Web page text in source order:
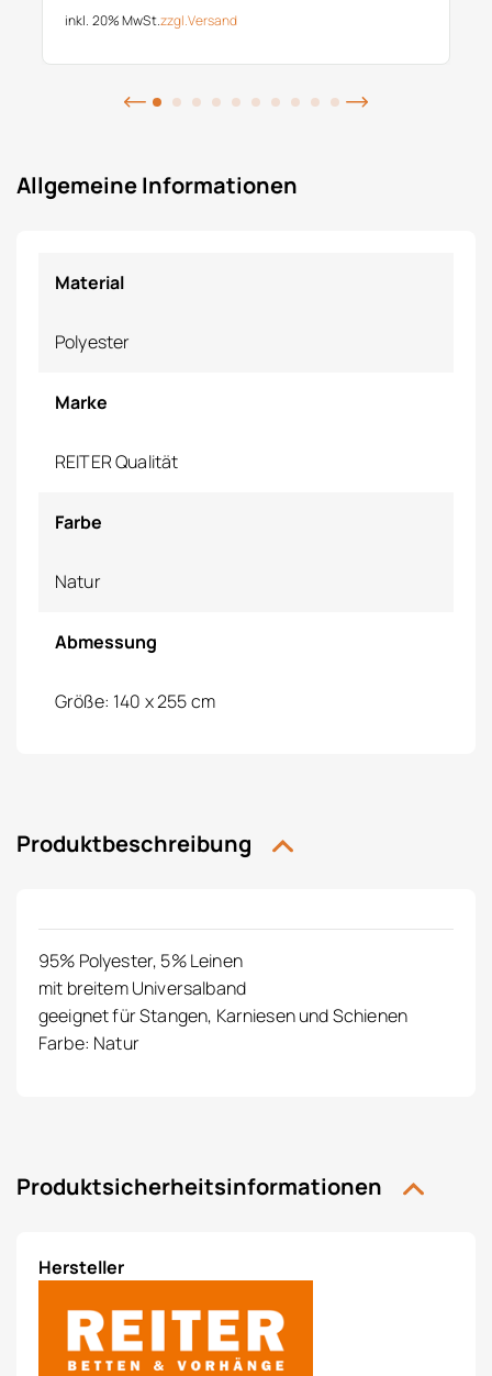
inkl. 20% MwSt.zzgl.Versand
Allgemeine Informationen
Material
Polyester
Marke
REITER Qualität
Farbe
Natur
Abmessung
Größe: 140 x 255 cm
Produktbeschreibung
95% Polyester, 5% Leinen
mit breitem Universalband
geeignet für Stangen, Karniesen und Schienen
Farbe: Natur
Produktsicherheitsinformationen
Hersteller